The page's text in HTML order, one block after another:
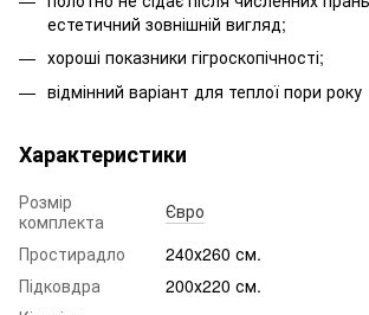
естетичний зовнішній вигляд;
хороші показники гігроскопічності;
відмінний варіант для теплої пори року
Характеристики
Розмір
комплекта
Євро
Простирадло
240х260 см.
Підковдра
200х220 см.